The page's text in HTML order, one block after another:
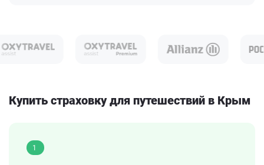
Купить страховку для путешествий в Крым
1